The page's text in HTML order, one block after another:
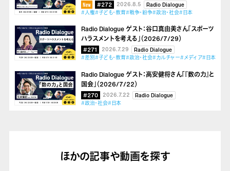
#272 2026.8.5
Radio Dialogue
#人権#子ども・教育#戦争・紛争#政治・社会#日本
Radio Dialogue ゲスト：谷口真由美さん「スポーツ
ハラスメントを考える」（2026/7/29）
#271 2026.7.29
Radio Dialogue
#差別#子ども・教育#政治・社会#カルチャー#メディア#日本
Radio Dialogue ゲスト：高安健将さん「『数の力』と
国会」（2026/7/22）
#270 2026.7.22
Radio Dialogue
#政治・社会#日本
ほかの記事や動画を探す